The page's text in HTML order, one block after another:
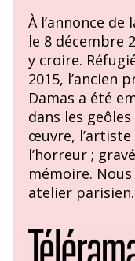
À l’annonce de
le 8 décembre
y croire.
2015, l’ancien
Damas a été
dans les
œuvre,
l’horreur ;
mémoire.
atelier parisien.